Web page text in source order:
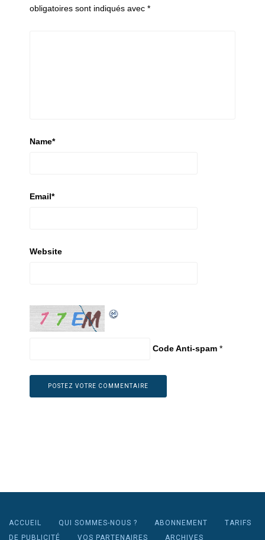
obligatoires sont indiqués avec *
Name*
Email*
Website
Code Anti-spam *
ACCUEIL QUI SOMMES-NOUS ? ABONNEMENT
TARIFS
DE PUBLICITÉ
VOS PARTENAIRES ARCHIVES